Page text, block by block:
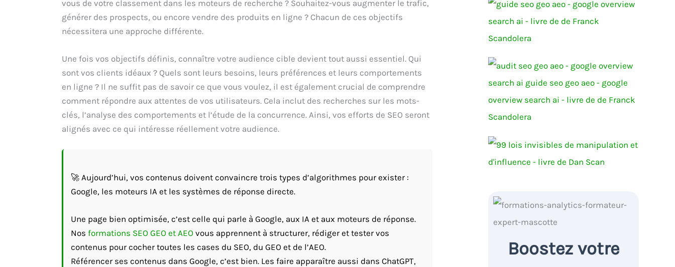
vous de votre classement dans les moteurs de recherche ? Souhaitez-vous augmenter le trafic,
générer des prospects, ou encore vendre des produits en ligne ? Chacun de ces objectifs
nécessitera une approche différente.
Une fois vos objectifs définis, connaître votre audience cible devient tout aussi essentiel. Qui
sont vos clients idéaux ? Quels sont leurs besoins, leurs préférences et leurs comportements
en ligne ? Il ne suffit pas de savoir ce que vous voulez, il est également crucial de comprendre
comment répondre aux attentes de vos utilisateurs. Cela inclut des recherches sur les mots-
clés, l’analyse des comportements et l’étude de la concurrence. Ainsi, vos efforts de SEO seront
alignés avec ce qui intéresse réellement votre audience.
🚀 Aujourd’hui, vos contenus doivent convaincre trois types d’algorithmes pour exister :
Google, les moteurs IA et les systèmes de réponse directe.
Une page bien optimisée, c’est celle qui parle à Google, aux IA et aux moteurs de réponse.
Nos formations SEO GEO et AEO vous apprennent à structurer, rédiger et tester vos
contenus pour cocher toutes les cases du SEO, du GEO et de l’AEO.
Référencer ses contenus dans Google, c’est bien. Les faire apparaître aussi dans ChatGPT,
Boostez votre